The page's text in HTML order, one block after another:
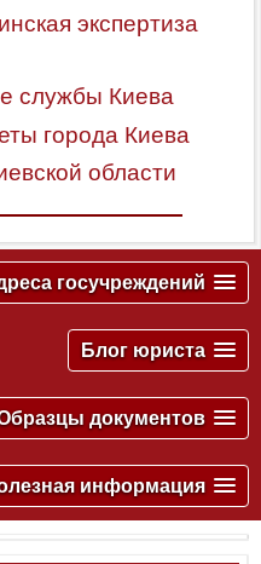
экспертиза
службы Киева
города Киева
области
госучреждений
Блог юриста
документов
информация